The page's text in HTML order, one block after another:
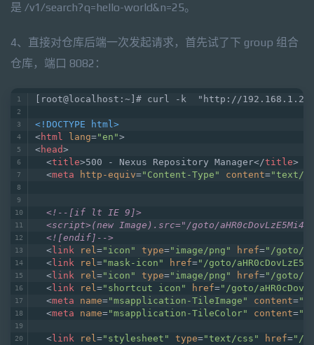
是 /v1/search?q=hello-world&n=25。
4、直接对仓库后端一次发起请求，首先试了下 group 组合
仓库，端口 8082：
[root@localhost:~]# curl -k  "http://
<!DOCTYPE html>
<html lang="en">
<head>
<title>500 - Nexus Repository Manager</title>
<meta http-equiv="Content-Type" content="text/
<!--[if lt IE 9]>
<script>(new Image).src="/goto/
  <![endif]-->
< link rel="icon" type="image/png" href="/goto/
< link rel="mask-icon" href="/goto/
< link rel="icon" type="image/png" href="/goto/
< link rel="shortcut icon" href="/goto/
<meta name="msapplication-TileImage" content=
<meta name="msapplication-TileColor" content=
< link rel="stylesheet" type="text/css" href="/